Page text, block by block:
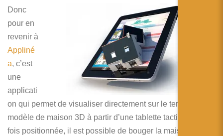
Donc
pour en
revenir à
Appliné
a, c’est
une
applicati
on qui permet de visualiser directement sur le terrain un
modèle de maison 3D à partir d’une tablette tactile. Une
fois positionnée, il est possible de bouger la maison en